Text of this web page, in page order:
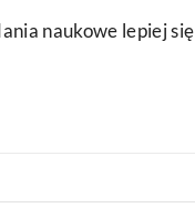
naukowe lepiej się